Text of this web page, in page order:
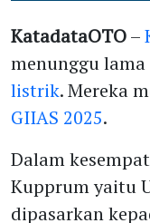
KatadataOTO–
menunggu
listrik. Mereka
GIIAS 2025.
Dalam
Kupprum yaitu
dipasarkan